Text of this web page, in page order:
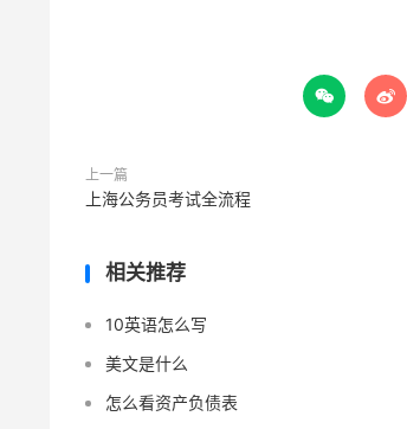
 
上一篇
上海公务员考试全流程
相关推荐
10英语怎么写
美文是什么
怎么看资产负债表